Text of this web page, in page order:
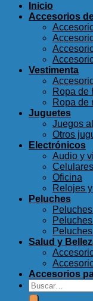
Inicio
Accesorios
Vestimenta
Ropa de
Ropa de
Juguetes
Juegos
Otros
Electrónicos
Audio y
Oficina
Relojes
Peluches
Salud y
Accesorios
Buscar
por: